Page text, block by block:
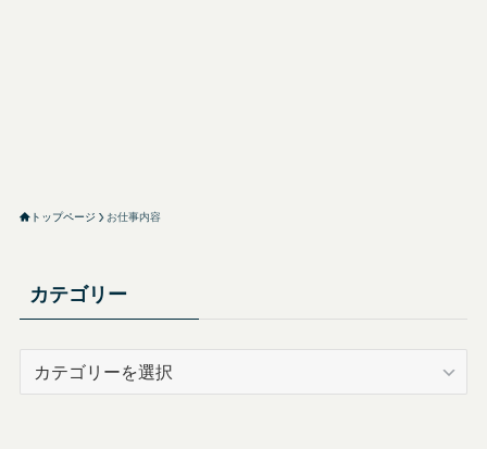
トップページ お仕事内容
カテゴリー